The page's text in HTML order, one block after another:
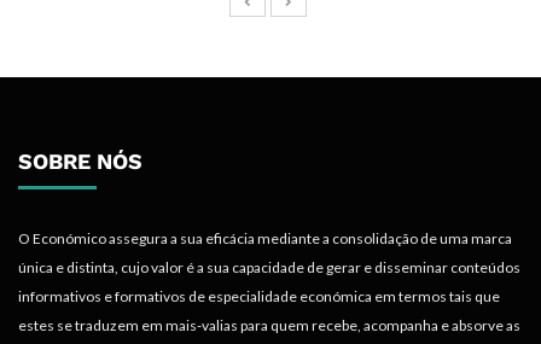
SOBRE NÓS
O Económico assegura a sua eficácia mediante a consolidação de uma marca
única e distinta, cujo valor é a sua capacidade de gerar e disseminar conteúdos
informativos e formativos de especialidade económica em termos tais que
estes se traduzem em mais-valias para quem recebe, acompanha e absorve as